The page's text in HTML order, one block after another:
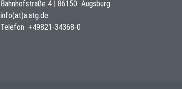
Bahnhofstraße 4| 86150 Augsburg
info(at)a.atg.de
Telefon +49821-34368-0